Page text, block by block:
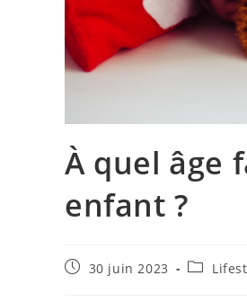
À quel âge
enfant ?
Publication
30 juin 2023
Post